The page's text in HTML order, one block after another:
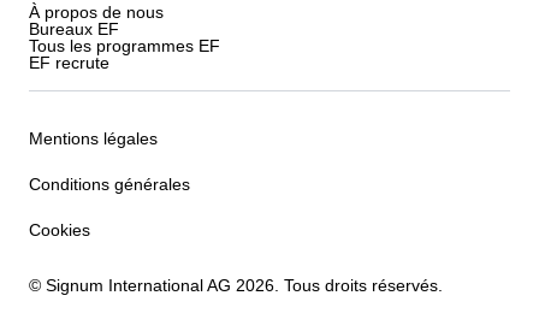
À propos de nous
Bureaux EF
Tous les programmes EF
EF recrute
Mentions légales
Conditions générales
Cookies
© Signum International AG 2026. Tous droits réservés.